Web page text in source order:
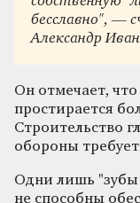
бесславно", —
Александр
Он отмечает,
простирается
Строительство
обороны
Одни лишь "зубы
не способны